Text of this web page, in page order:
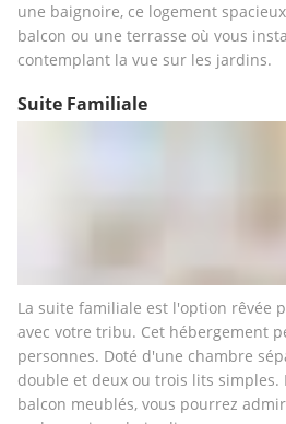
une baignoire, ce logement
balcon ou une terrasse où vous
contemplant la vue sur les jardins.
Suite Familiale
La suite familiale est l'option rêvée
avec votre tribu. Cet hébergement
personnes. Doté d'une chambre
double et deux ou trois lits simples.
balcon meublés, vous pourrez